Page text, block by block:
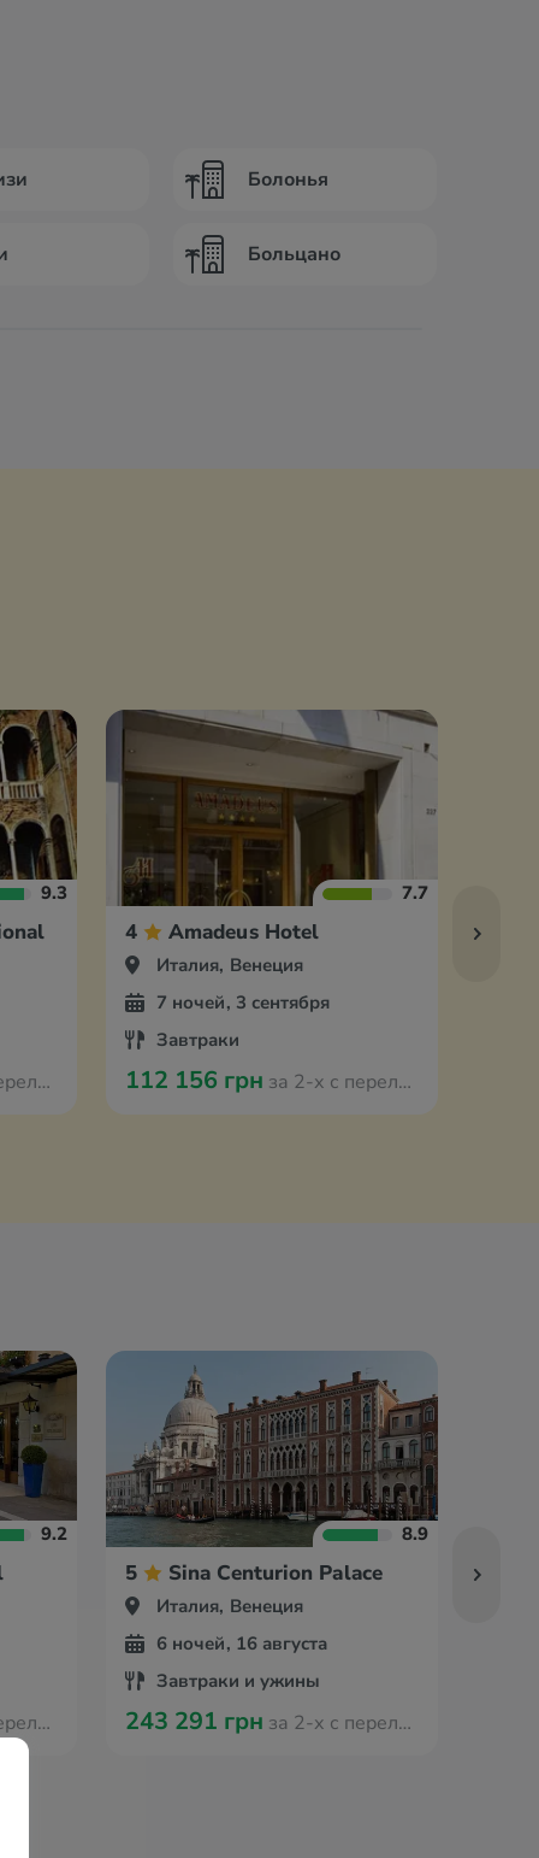
Болонья
Больцано
9.3 7.7
4 Amadeus Hotel
Италия, Венеция
7 ночей, 3 сентября
Завтраки
112 156 грн за 2-х с перелётом из Варшавы
9.2 8.9
5 Sina Centurion Palace
Италия, Венеция
6 ночей, 16 августа
Завтраки и ужины
243 291 грн за 2-х с перелётом из Варшавы